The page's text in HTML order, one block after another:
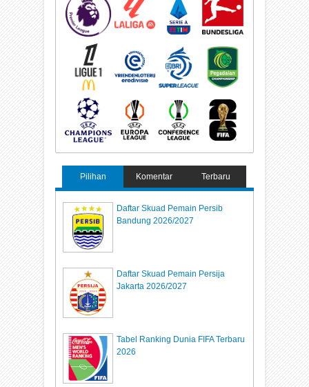
Pilihan Komentar Terbaru
Daftar Skuad Pemain Persib
Bandung 2026/2027
Daftar Skuad Pemain Persija
Jakarta 2026/2027
Tabel Ranking Dunia FIFA Terbaru
2026